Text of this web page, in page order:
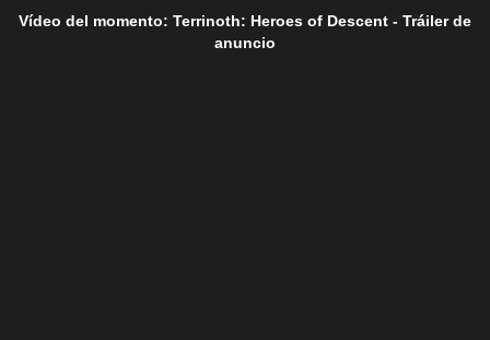
Vídeo del momento: Terrinoth: Heroes of Descent - Tráiler de
anuncio